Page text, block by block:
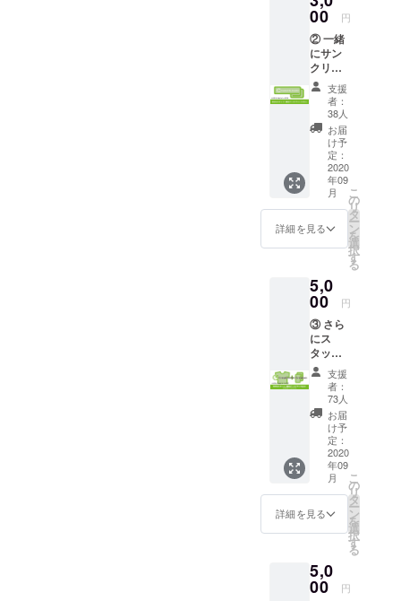
以上、十分
な対策は必
要ですが、
人間はパン
のみに生き
るにあら
ず。心の楽
しさを求め
るのは大切
なことです
し、過度の
自粛は文化
てしまうだ
けです。普
段お世話に
なっている
印刷会社・
同人書店・
会場といっ
た方々と共
存共栄を図
り、この楽
しさを次代
につなげて
いくため
に、クリエ
月2日に「開
催する」と
ろしの
当日レ
ポート
をメー
ルでお
送りし
ます。
ここだ
けの裏
話がお
伝えで
きれば
と！ ご
希望さ
れる方
につい
Autumn
内にご
希望す
る名前
を掲示
させて
頂きま
す。
サーク
ル名で
も良い
です
し、何
か推し
を伝え
るもの
でも構
いませ
傷つけ
たり、
00 円
② 一緒
にサン
クリを
作りま
しょ
う！
「気分
はス
タッ
フ！限
定グッ
ズプラ
ン (タオ
ル)」 ①
の内容
に加え
の夏開
催のサ
ンクリ
2020
SUMME
Rでス
タッフ
に配布
する
「Creat
ion: Re-
Creatio
n」のロ
ゴ入り
ハンド
タオル
をプレ
回のタ
グライ
支援
者：
38人
お届
け予
定：
2020
年09
月
詳細を見る
こ
の
リ
タ
ー
ン
を
選
択
す
る
5,0
00 円
③ さら
にス
タッフT
をプレ
ゼン
ト！
「気分
はス
タッ
フ！限
定グッ
ズプラ
ン
Hyper
(タオル
＋Tシャ
の内容
に加え
て、ロ
支援
者：
73人
お届
け予
定：
2020
年09
月
詳細を見る
こ
の
リ
タ
ー
ン
を
選
択
す
る
5,0
00 円